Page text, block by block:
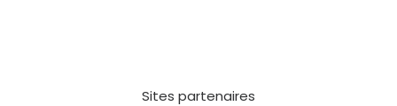
Sites partenaires